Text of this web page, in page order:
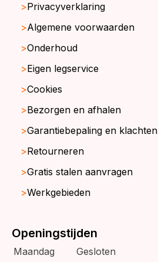
Privacyverklaring
Algemene voorwaarden
Onderhoud
Eigen legservice
Cookies
Bezorgen en afhalen
Garantiebepaling en klachten
Retourneren
Gratis stalen aanvragen
Werkgebieden
Openingstijden
Maandag
Gesloten